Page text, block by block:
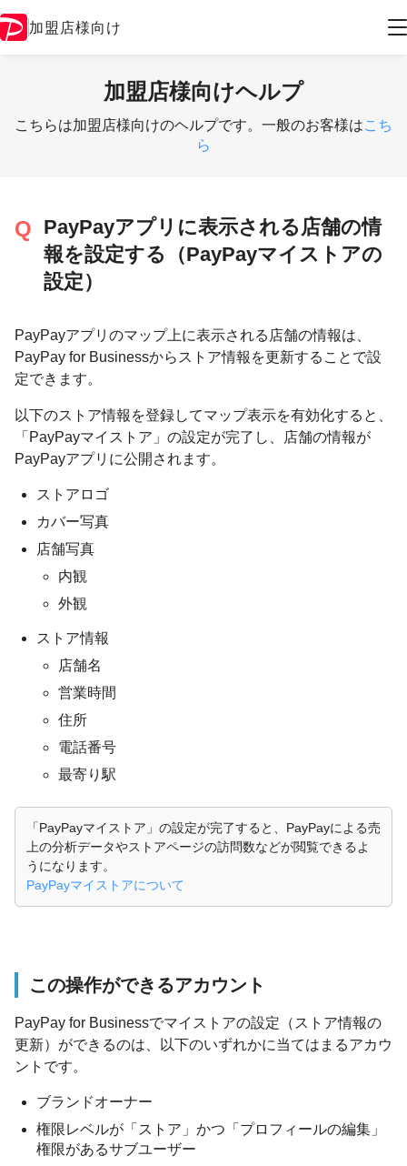
加盟店様向け
加盟店様向けヘルプ
こちらは加盟店様向けのヘルプです。一般のお客様はこち
ら
PayPayアプリに表示される店舗の情
報を設定する（PayPayマイストアの
設定）
PayPayアプリのマップ上に表示される店舗の情報は、
PayPay for Businessからストア情報を更新することで設
定できます。
以下のストア情報を登録してマップ表示を有効化すると、
「PayPayマイストア」の設定が完了し、店舗の情報が
PayPayアプリに公開されます。
ストアロゴ
カバー写真
店舗写真
内観
外観
ストア情報
店舗名
営業時間
住所
電話番号
最寄り駅
「PayPayマイストア」の設定が完了すると、PayPayによる売
上の分析データやストアページの訪問数などが閲覧できるよ
うになります。
PayPayマイストアについて
この操作ができるアカウント
PayPay for Businessでマイストアの設定（ストア情報の
更新）ができるのは、以下のいずれかに当てはまるアカウ
ントです。
ブランドオーナー
権限レベルが「ストア」かつ「プロフィールの編集」
権限があるサブユーザー